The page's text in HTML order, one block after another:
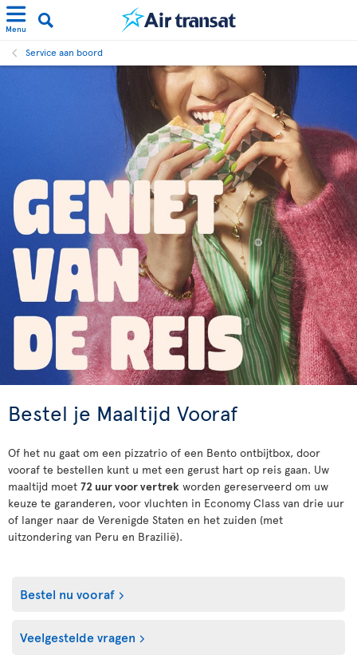
Menu
Service aan boord
Bestel je Maaltijd Vooraf
Of het nu gaat om een pizzatrio of een Bento ontbijtbox, door
vooraf te bestellen kunt u met een gerust hart op reis gaan. Uw
maaltijd moet 72 uur voor vertrek worden gereserveerd om uw
keuze te garanderen, voor vluchten in Economy Class van drie uur
of langer naar de Verenigde Staten en het zuiden (met
uitzondering van Peru en Brazilië).
Bestel nu vooraf
Veelgestelde vragen